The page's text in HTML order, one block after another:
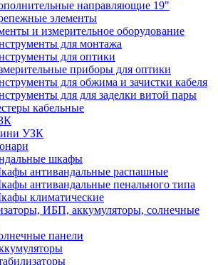
направляющие 19"
элементы
и измерительное оборудование
для монтажа
для оптики
приборы для оптики
для обжима и зачистки кабеля
для для заделки витой пары
кабельные
УЗК
шкафы
антивандальные распашные
антивандальные пенального типа
климатические
ИБП, аккумуляторы, солнечные
панели